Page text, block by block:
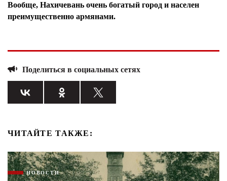
Вообще, Нахичевань очень богатый город и населен
преимущественно армянами.
Поделиться в социальных сетях
ЧИТАЙТЕ ТАКЖЕ:
НОВОСТИ